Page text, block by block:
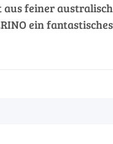
feiner
ein